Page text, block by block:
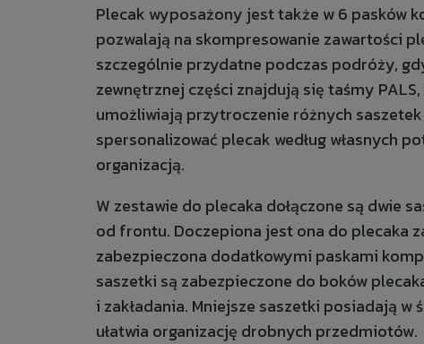
Plecak wyposażony jest także w 6 pasków
pozwalają na skompresowanie zawartości
szczególnie przydatne podczas podróży,
zewnętrznej części znajdują się taśmy
umożliwiają przytroczenie różnych
spersonalizować plecak według własnych
organizacją.
W zestawie do plecaka dołączone są dwie
od frontu. Doczepiona jest ona do plecaka
zabezpieczona dodatkowymi paskami
saszetki są zabezpieczone do boków
i zakładania. Mniejsze saszetki posiadają
ułatwia organizację drobnych przedmiotów.